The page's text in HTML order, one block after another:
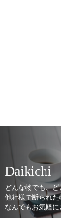
Daikichi
どんな物でも、
他社様で断られ
なんでもお気軽